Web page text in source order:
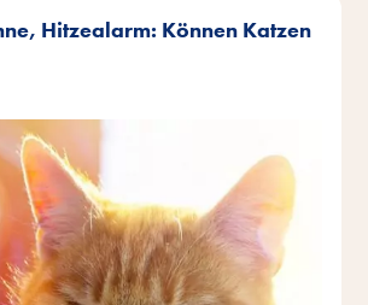
Hitzealarm: Können Katzen